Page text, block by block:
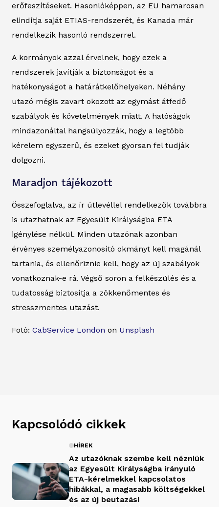
erőfeszítéseket. Hasonlóképpen, az EU hamarosan
elindítja saját ETIAS-rendszerét, és Kanada már
rendelkezik hasonló rendszerrel.
A kormányok azzal érvelnek, hogy ezek a
rendszerek javítják a biztonságot és a
hatékonyságot a határátkelőhelyeken. Néhány
utazó mégis zavart okozott az egymást átfedő
szabályok és követelmények miatt. A hatóságok
mindazonáltal hangsúlyozzák, hogy a legtöbb
kérelem egyszerű, és ezeket gyorsan fel tudják
dolgozni.
Maradjon tájékozott
Összefoglalva, az ír útlevéllel rendelkezők továbbra
is utazhatnak az Egyesült Királyságba ETA
igénylése nélkül. Minden utazónak azonban
érvényes személyazonosító okmányt kell magánál
tartania, és ellenőriznie kell, hogy az új szabályok
vonatkoznak-e rá. Végső soron a felkészülés és a
tudatosság biztosítja a zökkenőmentes és
stresszmentes utazást.
Fotó: CabService London on Unsplash
Kapcsolódó cikkek
HÍREK
Az utazóknak szembe kell nézniük
az Egyesült Királyságba irányuló
ETA-kérelmekkel kapcsolatos
hibákkal, a magasabb költségekkel
és az új beutazási